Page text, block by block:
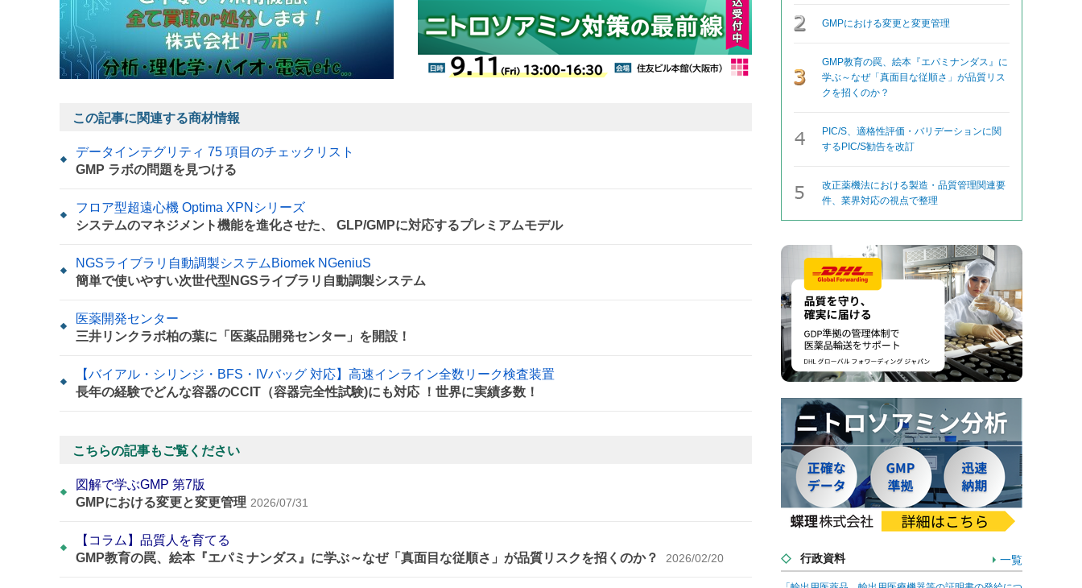
この記事に関連する商材情報
データインテグリティ 75 項目のチェックリスト
GMP ラボの問題を見つける
フロア型超遠心機 Optima XPNシリーズ
システムのマネジメント機能を進化させた、 GLP/GMPに対応するプレミアムモデル
NGSライブラリ自動調製システムBiomek NGeniuS
簡単で使いやすい次世代型NGSライブラリ自動調製システム
医薬開発センター
三井リンクラボ柏の葉に「医薬品開発センター」を開設！
【バイアル・シリンジ・BFS・IVバッグ 対応】高速インライン全数リーク検査装置
長年の経験でどんな容器のCCIT（容器完全性試験)にも対応 ！世界に実績多数！
こちらの記事もご覧ください
図解で学ぶGMP 第7版
GMPにおける変更と変更管理 2026/07/31
【コラム】品質人を育てる
GMP教育の罠、絵本『エパミナンダス』に学ぶ～なぜ「真面目な従順さ」が品質リスクを招くのか？
2026/02/20
GMPにおける変更と変更管理
GMP教育の罠、絵本『エパミナンダス』に
学ぶ～なぜ「真面目な従順さ」が品質リス
クを招くのか？
PIC/S、適格性評価・バリデーションに関
するPIC/S勧告を改訂
改正薬機法における製造・品質管理関連要
件、業界対応の視点で整理
行政資料 一覧